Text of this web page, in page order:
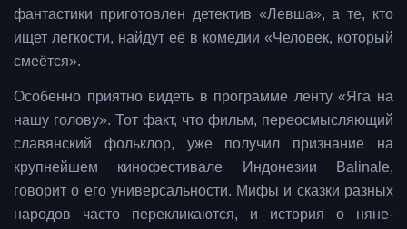
фантастики приготовлен детектив «Левша», а те, кто
ищет легкости, найдут её в комедии «Человек, который
смеётся».
Особенно приятно видеть в программе ленту «Яга на
нашу голову». Тот факт, что фильм, переосмысляющий
славянский фольклор, уже получил признание на
крупнейшем кинофестивале Индонезии Balinale,
говорит о его универсальности. Мифы и сказки разных
народов часто перекликаются, и история о няне-